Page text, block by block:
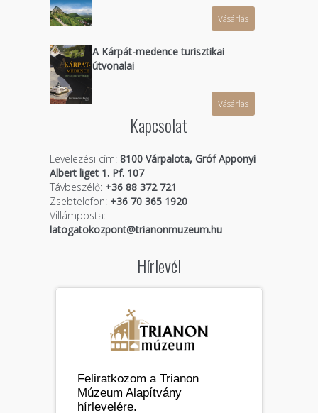
Vásárlás
A Kárpát-medence turisztikai
útvonalai
Vásárlás
Kapcsolat
Levelezési cím: 8100 Várpalota, Gróf Apponyi
Albert liget 1. Pf. 107
Távbeszélő:+36 88 372 721
Zsebtelefon:+36 70 365 1920
Villámposta:
latogatokozpont@trianonmuzeum.hu
Hírlevél